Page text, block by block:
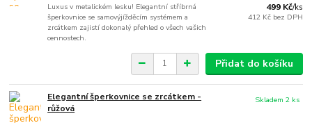
Luxus v metalickém lesku! Elegantní stříbrná
šperkovnice se samovýjížděcím systémem a
zrcátkem zajistí dokonalý přehled o všech vašich
cennostech.
499 Kč/ks
412 Kč bez DPH
Přidat do košíku
Elegantní šperkovnice se zrcátkem -
růžová
Skladem 2 ks